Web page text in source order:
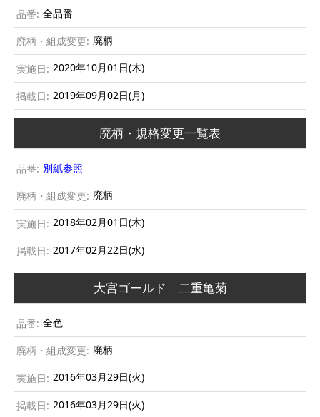
全品番
廃柄
2020年10月01日(木)
2019年09月02日(月)
廃柄・規格変更一覧表
別紙参照
廃柄
2018年02月01日(木)
2017年02月22日(水)
大宮ゴールド 二重亀菊
全色
廃柄
2016年03月29日(火)
2016年03月29日(火)